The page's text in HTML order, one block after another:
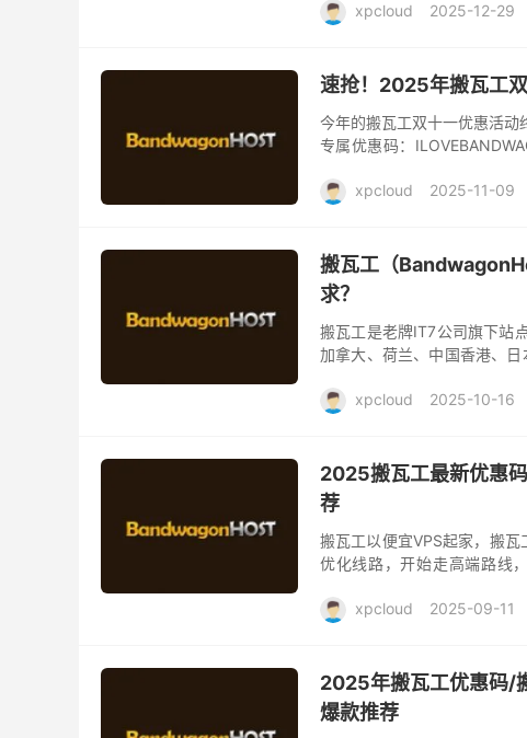
xpcloud
2025-12-29
速抢！2025年搬瓦工
今年的搬瓦工双十一优惠活
专属优惠码：
xpcloud
2025-11-09
搬瓦工（
求？
搬瓦工是老牌IT7公司旗下站
加拿大、荷兰、中国香港、
xpcloud
2025-10-16
2025搬瓦工最新优惠
荐
搬瓦工以便宜VPS起家，搬
优化线路，开始走高端路线
xpcloud
2025-09-11
2025年搬瓦工优惠码/
爆款推荐